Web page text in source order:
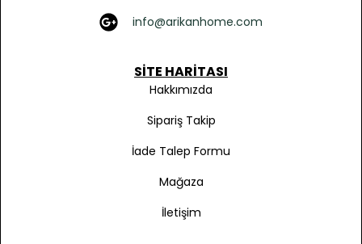
info@arikanhome.com
SITE HARITASI
Hakkımızda
Sipariş Takip
İade Talep Formu
Mağaza
İletişim